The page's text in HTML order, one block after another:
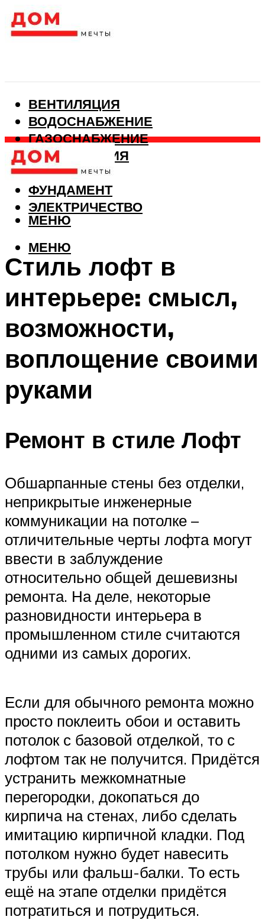
ВЕНТИЛЯЦИЯ
ВОДОСНАБЖЕНИЕ
ГАЗОСНАБЖЕНИЕ
КАНАЛИЗАЦИЯ
ОТОПЛЕНИЕ
ФУНДАМЕНТ
ЭЛЕКТРИЧЕСТВО
МЕНЮ
МЕНЮ
Стиль лофт в
интерьере: смысл,
возможности,
воплощение своими
руками
Ремонт в стиле Лофт
Обшарпанные стены без отделки,
неприкрытые инженерные
коммуникации на потолке –
отличительные черты лофта могут
ввести в заблуждение
относительно общей дешевизны
ремонта. На деле, некоторые
разновидности интерьера в
промышленном стиле считаются
одними из самых дорогих.
Если для обычного ремонта можно
просто поклеить обои и оставить
потолок с базовой отделкой, то с
лофтом так не получится. Придётся
устранить межкомнатные
перегородки, докопаться до
кирпича на стенах, либо сделать
имитацию кирпичной кладки. Под
потолком нужно будет навесить
трубы или фальш-балки. То есть
ещё на этапе отделки придётся
потратиться и потрудиться.